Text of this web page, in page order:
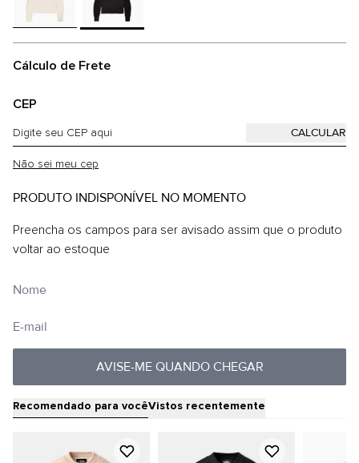
Cálculo de Frete
CEP
Não sei meu cep
PRODUTO INDISPONÍVEL NO MOMENTO
Preencha os campos para ser avisado assim que o produto
voltar ao estoque
AVISE-ME QUANDO CHEGAR
Recomendado para vocêVistos recentemente